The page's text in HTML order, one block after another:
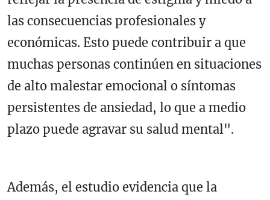
las consecuencias profesionales y
económicas. Esto puede contribuir a que
muchas personas continúen en situaciones
de alto malestar emocional o síntomas
persistentes de ansiedad, lo que a medio
plazo puede agravar su salud mental".
Además, el estudio evidencia que la